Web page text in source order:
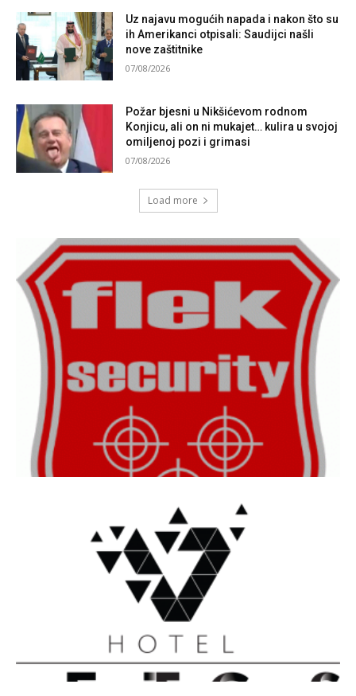
Uz najavu mogućih napada i nakon što su
ih Amerikanci otpisali: Saudijci našli
nove zaštitnike
07/08/2026
Požar bjesni u Nikšićevom rodnom
Konjicu, ali on ni mukajet… kulira u svojoj
omiljenoj pozi i grimasi
07/08/2026
Load more